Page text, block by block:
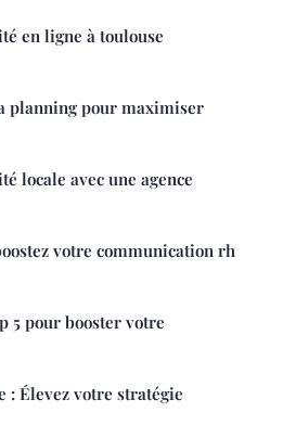
en ligne à toulouse
planning pour maximiser
locale avec une agence
votre communication rh
5 pour booster votre
: Élevez votre stratégie